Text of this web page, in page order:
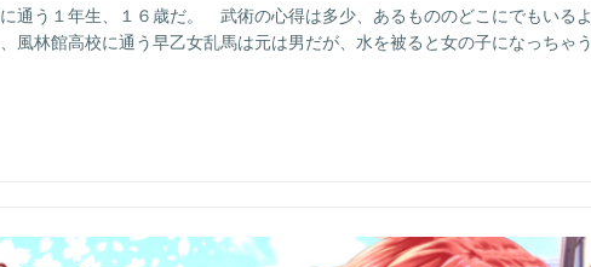
通う１年生、１６歳だ。 武術の心得は多少、あるもののどこにでもいるよ
林館高校に通う早乙女乱馬は元は男だが、水を被ると女の子になっちゃう